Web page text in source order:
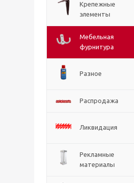
Крепежные
элементы
Мебельная
фурнитура
Разное
Распродажа
Ликвидация
Рекламные
материалы